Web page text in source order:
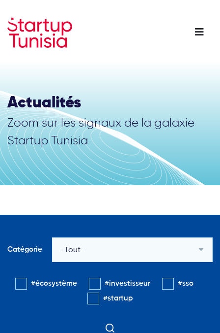
contenu
principal
Actualités
Zoom sur les signaux de la galaxie
Startup Tunisia
Catégorie
#écosystème #investisseur #sso
#startup